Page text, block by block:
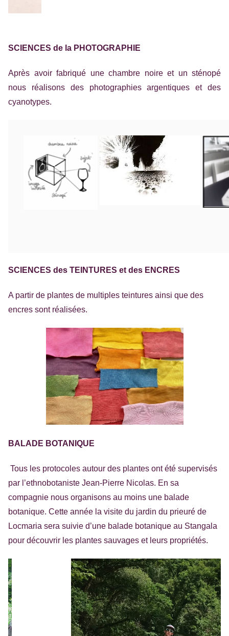
SCIENCES de la PHOTOGRAPHIE
Après avoir fabriqué une chambre noire et un sténopé
nous réalisons des photographies argentiques et des
cyanotypes.
SCIENCES des TEINTURES et des ENCRES
A partir de plantes de multiples teintures ainsi que des
encres sont réalisées.
BALADE BOTANIQUE
Tous les protocoles autour des plantes ont été supervisés
par l’ethnobotaniste Jean-Pierre Nicolas. En sa
compagnie nous organisons au moins une balade
botanique. Cette année la visite du jardin du prieuré de
Locmaria sera suivie d’une balade botanique au Stangala
pour découvrir les plantes sauvages et leurs propriétés.